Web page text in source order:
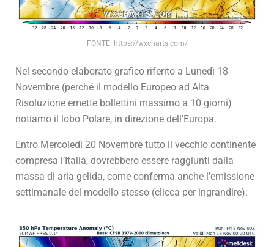
FONTE: https://wxcharts.com/
Nel secondo elaborato grafico riferito a Lunedì 18
Novembre (perché il modello Europeo ad Alta
Risoluzione emette bollettini massimo a 10 giorni)
notiamo il lobo Polare, in direzione dell’Europa.
Entro Mercoledì 20 Novembre tutto il vecchio continente
compresa l’Italia, dovrebbero essere raggiunti dalla
massa di aria gelida, come conferma anche l’emissione
settimanale del modello stesso (clicca per ingrandire):